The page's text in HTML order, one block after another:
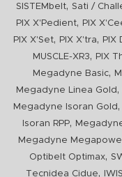
SISTEMbelt, Sati /
PIX X'Pedient, PIX
PIX X'Set, PIX X'tra, PIX
MUSCLE-XR3, PIX
Megadyne Basic,
Megadyne Linea Gold ,
Megadyne Isoran Gold ,
Isoran RPP,
Megadyne
Optibelt Optimax,
Tecnidea Cidue,